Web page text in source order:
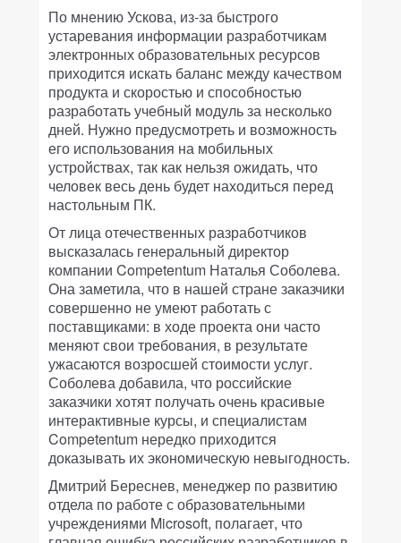
По мнению Ускова, из-за быстрого
устаревания информации разработчикам
электронных образовательных ресурсов
приходится искать баланс между качеством
продукта и скоростью и способностью
разработать учебный модуль за несколько
дней. Нужно предусмотреть и возможность
его использования на мобильных
устройствах, так как нельзя ожидать, что
человек весь день будет находиться перед
настольным ПК.
От лица отечественных разработчиков
высказалась генеральный директор
компании Competentum Наталья Соболева.
Она заметила, что в нашей стране заказчики
совершенно не умеют работать с
поставщиками: в ходе проекта они часто
меняют свои требования, в результате
ужасаются возросшей стоимости услуг.
Соболева добавила, что российские
заказчики хотят получать очень красивые
интерактивные курсы, и специалистам
Competentum нередко приходится
доказывать их экономическую невыгодность.
Дмитрий Береснев, менеджер по развитию
отдела по работе с образовательными
учреждениями Microsoft, полагает, что